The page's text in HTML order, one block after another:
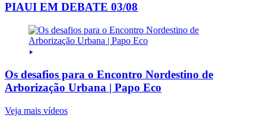
PIAUI EM DEBATE 03/08
Os desafios para o Encontro Nordestino de
Arborização Urbana | Papo Eco
Veja mais vídeos